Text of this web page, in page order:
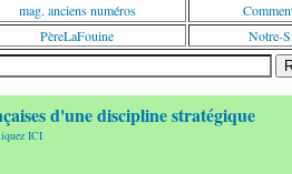
mag. anciens numéros
PèreLaFouine Notre-
d'une discipline stratégique
ICI